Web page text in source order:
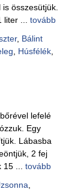
összesütjük.
liter ... tovább
, Bálint
Húsfélék,
lefelé
Egy
Lábasba
2 fej
... tovább